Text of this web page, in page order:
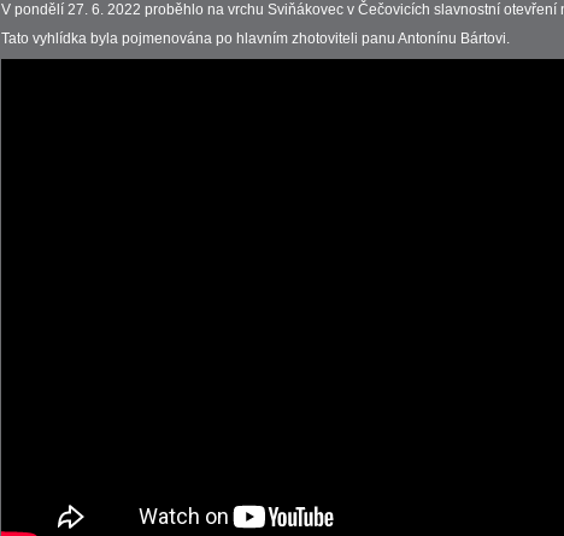
V pondělí 27. 6. 2022 proběhlo na vrchu Sviňákovec v Čečovicích slavnostní
Tato vyhlídka byla pojmenována po hlavním zhotoviteli panu Antonínu Bártovi.